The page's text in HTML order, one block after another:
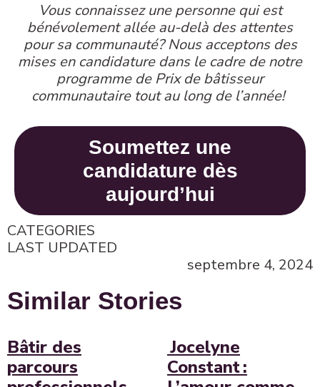
Vous connaissez une personne qui est
bénévolement allée au-delà des attentes
pour sa communauté? Nous acceptons des
mises en candidature dans le cadre de notre
programme de Prix de bâtisseur
communautaire tout au long de l’année!
Soumettez une
candidature dès
aujourd’hui
CATEGORIES
LAST UPDATED
septembre 4, 2024
Similar Stories
Bâtir des
parcours
Jocelyne
Constant :